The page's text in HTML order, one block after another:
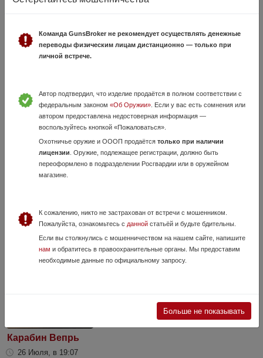
Я второй владелец, первым был охотник, поэтому настрел был
4 Августа, в 18:30
50 000 руб.
с закрытой, хоть с какой планкой - стоит проставка, испр...
Карабин Вепрь
26 Июля, в 19:07
Команда GunsBroker не рекомендует осуществлять денежные
переводы физическим лицам дистанционно — только при
личной встрече.
Автор подтвердил, что изделие продаётся в полном соответствии с
федеральным законом «Об Оружии». Если у вас есть сомнения или
автором предоставлена недостоверная информация —
воспользуйтесь кнопкой «Пожаловаться».
Охотничье оружие и ОООП продаётся только при наличии
лицензии . Оружие, подлежащее регистрации, должно быть
переоформлено в подразделении Росгвардии или в оружейном
магазине.
К сожалению, никто не застрахован от встречи с мошенником.
Пожалуйста, ознакомьтесь с даннойстатьёй и будьте бдительны.
Если вы столкнулись с мошенничеством на нашем сайте, напишите
нам и обратитесь в правоохранительные органы. Мы предоставим
необходимые данные по официальному запросу.
Больше не показывать